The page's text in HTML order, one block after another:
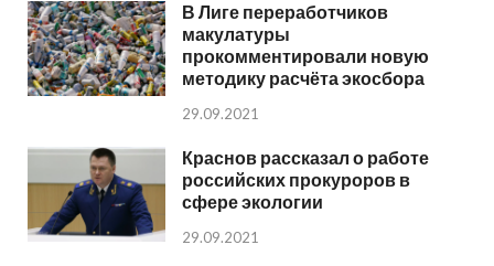
В Лиге переработчиков
макулатуры
прокомментировали новую
методику расчёта экосбора
29.09.2021
Краснов рассказал о работе
российских прокуроров в
сфере экологии
29.09.2021